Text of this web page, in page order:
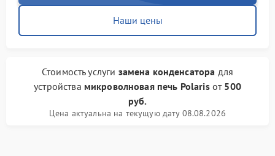
Наши цены
Стоимость услуги замена конденсатора для
устройства микроволновая печь Polarisот 500
руб.
Цена актуальна на текущую дату 08.08.2026